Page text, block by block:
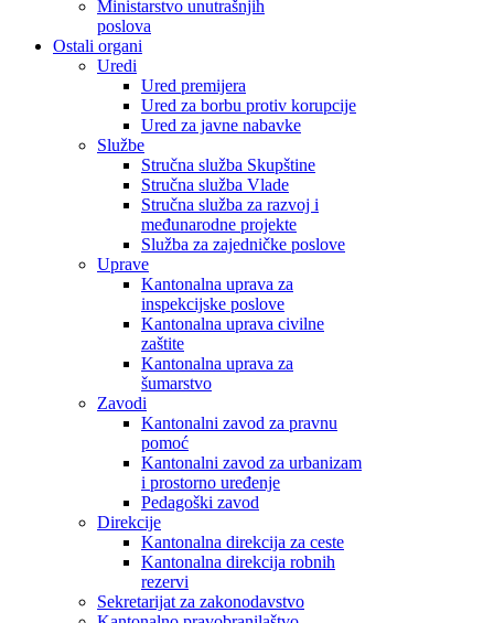
Ministarstvo unutrašnjih
poslova
Ostali organi
Uredi
Ured premijera
Ured za borbu protiv korupcije
Ured za javne nabavke
Službe
Stručna služba Skupštine
Stručna služba Vlade
Stručna služba za razvoj i
međunarodne projekte
Služba za zajedničke poslove
Uprave
Kantonalna uprava za
inspekcijske poslove
Kantonalna uprava civilne
zaštite
Kantonalna uprava za
šumarstvo
Zavodi
Kantonalni zavod za pravnu
pomoć
Kantonalni zavod za urbanizam
i prostorno uređenje
Pedagoški zavod
Direkcije
Kantonalna direkcija za ceste
Kantonalna direkcija robnih
rezervi
Sekretarijat za zakonodavstvo